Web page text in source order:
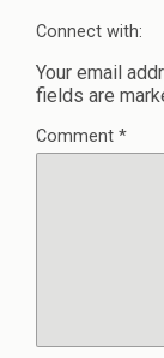
Connect with:
Your email
fields are
Comment *